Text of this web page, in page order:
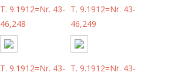
T. 9.1912=Nr. 43-
46,248
T. 9.1912=Nr. 43-
46,249
T. 9.1912=Nr. 43- T. 9.1912=Nr. 43-